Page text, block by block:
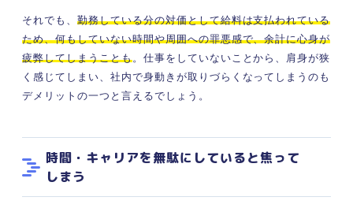
それでも、 勤務している分の対価として給料は支払われている
ため、何もしていない時間や周囲への罪悪感で、余計に心身が
疲弊してしまうことも。仕事をしていないことから、肩身が狭
く感じてしまい、社内で身動きが取りづらくなってしまうのも
デメリットの一つと言えるでしょう。
時間・キャリアを無駄にしていると焦って
しまう